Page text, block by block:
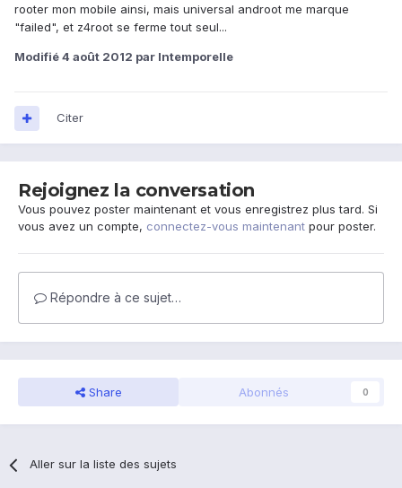
rooter mon mobile ainsi, mais universal androot me marque
"failed", et z4root se ferme tout seul...
Modifié4 août 2012 par Intemporelle
Citer
Rejoignez la conversation
Vous pouvez poster maintenant et vous enregistrez plus tard. Si
vous avez un compte, connectez-vous maintenant pour poster.
Répondre à ce sujet…
Share Abonnés 0
Aller sur la liste des sujets